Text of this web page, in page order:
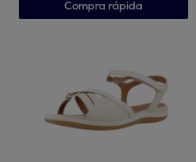
Compra rápida